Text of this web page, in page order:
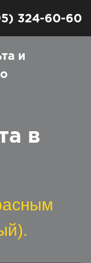
324-60-60
и
в